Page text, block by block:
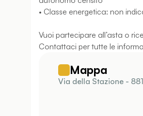
• Classe energetica: non
Vuoi partecipare all’asta o
Contattaci per tutte le
Mappa
Via della Stazione -